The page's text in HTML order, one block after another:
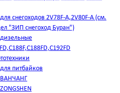
снегоходов 2V78F-A,2V80F-A (см.
"ЗИП снегоход Буран")
питбайков
ВАНЧАНГ